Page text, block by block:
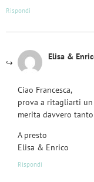
Rispondi
Elisa &
Ciao Francesca,
prova a ritagliarti
merita davvero
A presto
Elisa & Enrico
Rispondi